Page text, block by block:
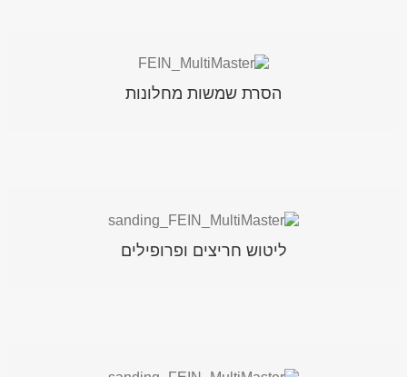
הסרת שמשות מחלונות
השמשה, באמצעות להב מסור קטוע מפלדת HSS.
ליטוש חריצים ופרופילים
לשון/חריץ וסוגים רבים נוספים של פרופילים קעורים